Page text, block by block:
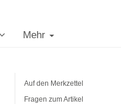
Mehr
Auf den Merkzettel
Fragen zum Artikel